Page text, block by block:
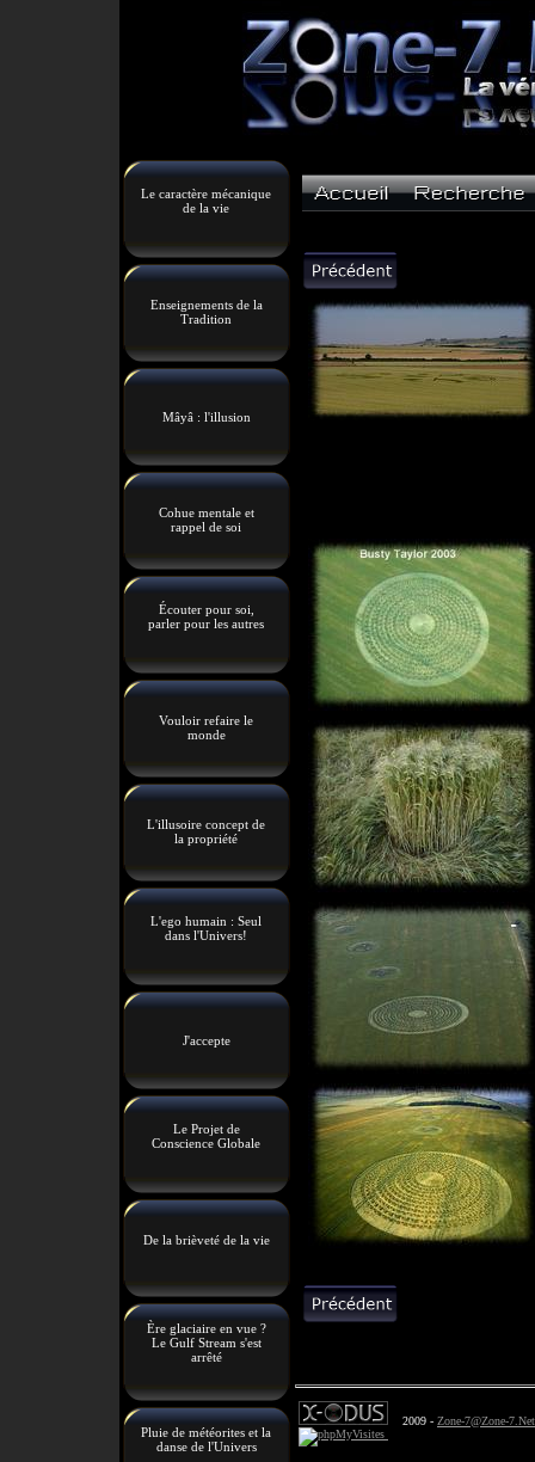
Le caractère mécanique
de la vie
Enseignements de la
Tradition
Mâyâ : l'illusion
Cohue mentale et
rappel de soi
Écouter pour soi,
parler pour les autres
Vouloir refaire le
monde
L'illusoire concept de
la propriété
L'ego humain : Seul
dans l'Univers!
J'accepte
Le Projet de
Conscience Globale
De la brièveté de la vie
Ère glaciaire en vue ?
Le Gulf Stream s'est
arrêté
Pluie de météorites et la
danse de l'Univers
2009 - Zone-7@Zone-7.Net